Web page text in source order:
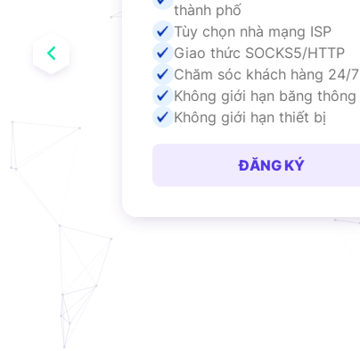
thành phố
Tùy chọn nhà mạng ISP
Giao thức SOCKS5/HTTP
Chăm sóc khách hàng 24/7
Không giới hạn băng thông
Không giới hạn thiết bị
ĐĂNG KÝ